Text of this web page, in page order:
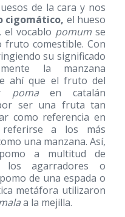
de la cara y nos
cigomático, el hueso
el vocablo pomum se
comestible. Con
su significado
la manzana
ahí que el fruto del
pomaen catalán
ser una fruta tan
como referencia en
a los más
una manzana. Así,
a multitud de
los agarradores o
de una espada o
metáfora utilizaron
a la mejilla.